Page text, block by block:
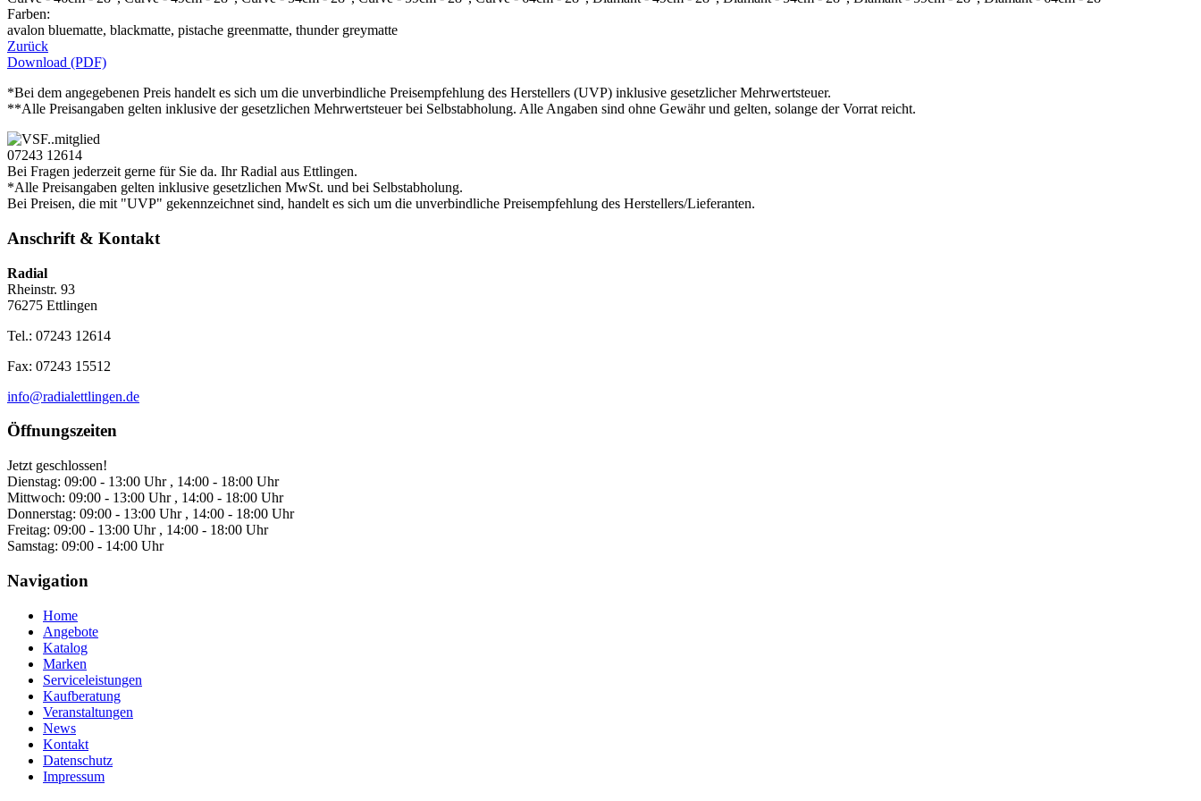
Farben:
avalon bluematte, blackmatte, pistache greenmatte, thunder greymatte
Zurück
Download (PDF)
*Bei dem angegebenen Preis handelt es sich um die unverbindliche Preisempfehlung des Herstellers (UVP) inklusive gesetzlicher Mehrwertsteuer.
**Alle Preisangaben gelten inklusive der gesetzlichen Mehrwertsteuer bei Selbstabholung. Alle Angaben sind ohne Gewähr und gelten, solange der Vorrat reicht.
07243 12614
Bei Fragen jederzeit gerne für Sie da. Ihr Radial aus Ettlingen.
*Alle Preisangaben gelten inklusive gesetzlichen MwSt. und bei Selbstabholung.
Bei Preisen, die mit "UVP" gekennzeichnet sind, handelt es sich um die unverbindliche Preisempfehlung des Herstellers/Lieferanten.
Anschrift & Kontakt
Radial
Rheinstr. 93
76275 Ettlingen
Tel.: 07243 12614
Fax: 07243 15512
info@radialettlingen.de
Öffnungszeiten
Jetzt geschlossen!
Dienstag: 09:00 - 13:00 Uhr , 14:00 - 18:00 Uhr
Mittwoch: 09:00 - 13:00 Uhr , 14:00 - 18:00 Uhr
Donnerstag: 09:00 - 13:00 Uhr , 14:00 - 18:00 Uhr
Freitag: 09:00 - 13:00 Uhr , 14:00 - 18:00 Uhr
Samstag: 09:00 - 14:00 Uhr
Navigation
Home
Angebote
Katalog
Marken
Serviceleistungen
Kaufberatung
Veranstaltungen
News
Kontakt
Datenschutz
Impressum